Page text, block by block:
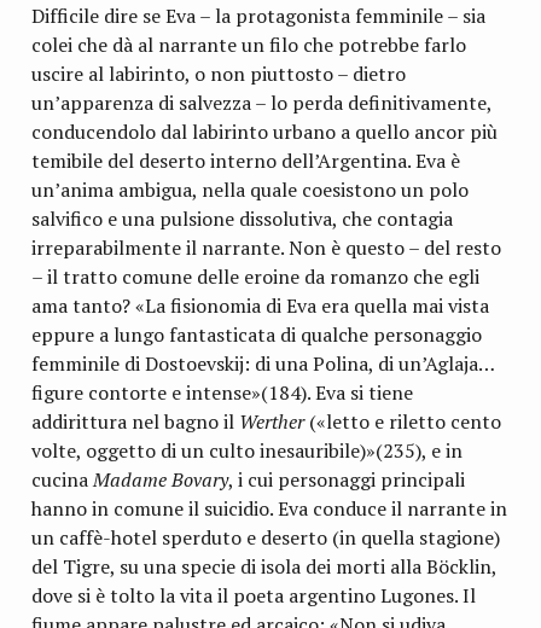
Difficile dire se Eva – la protagonista femminile – sia
colei che dà al narrante un filo che potrebbe farlo
uscire al labirinto, o non piuttosto – dietro
un’apparenza di salvezza – lo perda definitivamente,
conducendolo dal labirinto urbano a quello ancor più
temibile del deserto interno dell’Argentina. Eva è
un’anima ambigua, nella quale coesistono un polo
salvifico e una pulsione dissolutiva, che contagia
irreparabilmente il narrante. Non è questo – del resto
– il tratto comune delle eroine da romanzo che egli
ama tanto? «La fisionomia di Eva era quella mai vista
eppure a lungo fantasticata di qualche personaggio
femminile di Dostoevskij: di una Polina, di un’Aglaja…
figure contorte e intense»(184). Eva si tiene
addirittura nel bagno il Werther(«letto e riletto cento
volte, oggetto di un culto inesauribile)»(235), e in
cucinaMadame Bovary, i cui personaggi principali
hanno in comune il suicidio. Eva conduce il narrante in
un caffè-hotel sperduto e deserto (in quella stagione)
del Tigre, su una specie di isola dei morti alla Böcklin,
dove si è tolto la vita il poeta argentino Lugones. Il